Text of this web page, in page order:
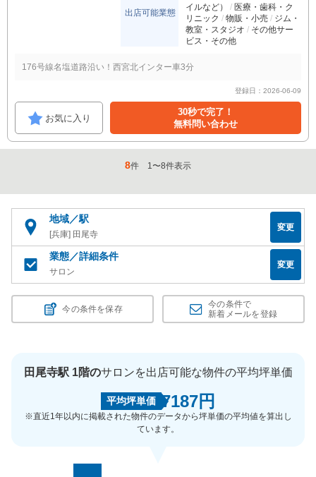
出店可能業態
イルなど）
医療・歯科・ク
リニック
物販・小売
ジム・
教室・スタジオ
その他サー
ビス・その他
176号線名塩道路沿い！西宮北インター車3分
登録日：2026-06-09
お気に入り
30秒で完了！
無料問い合わせ
8件 1〜8件表示
地域／駅
[兵庫] 田尾寺
変更
業態／詳細条件
サロン
変更
今の条件を保存
今の条件で
新着メールを登録
田尾寺駅 1階のサロンを出店可能な物件の平均坪単価
平均坪単価 7187円
※直近1年以内に掲載された物件のデータから坪単価の平均値を算出し
ています。